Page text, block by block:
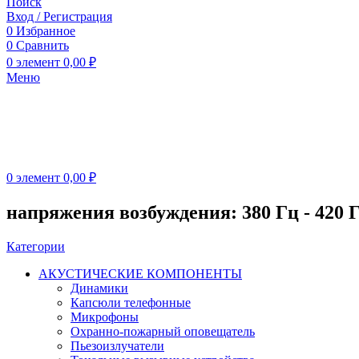
Вход / Регистрация
0 Избранное
0 Сравнить
0 элемент 0,00 ₽
Меню
0 элемент 0,00 ₽
напряжения возбуждения: 380 Гц - 420
Категории
АКУСТИЧЕСКИЕ КОМПОНЕНТЫ
Динамики
Капсюли телефонные
Микрофоны
Охранно-пожарный оповещатель
Пьезоизлучатели